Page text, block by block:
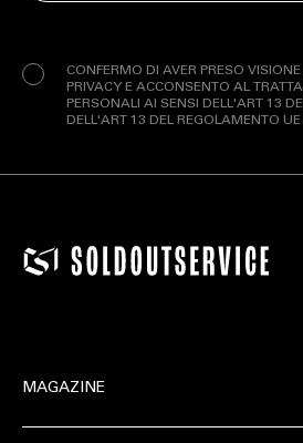
CONFERMO DI AVER PRESO
PRIVACY E ACCONSENTO AL
PERSONALI AI SENSI DELL'ART 13
DELL'ART 13 DEL REGOLAMENTO
MAGAZINE